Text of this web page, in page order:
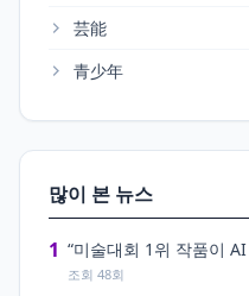
芸能
青少年
많이 본 뉴스
1 “미술대회 1위 작품이
조회 48회